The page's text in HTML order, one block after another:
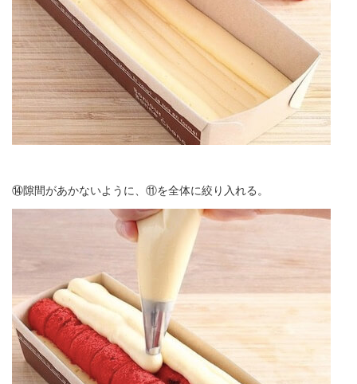
⑭隙間があかないように、⑪を全体に絞り入れる。